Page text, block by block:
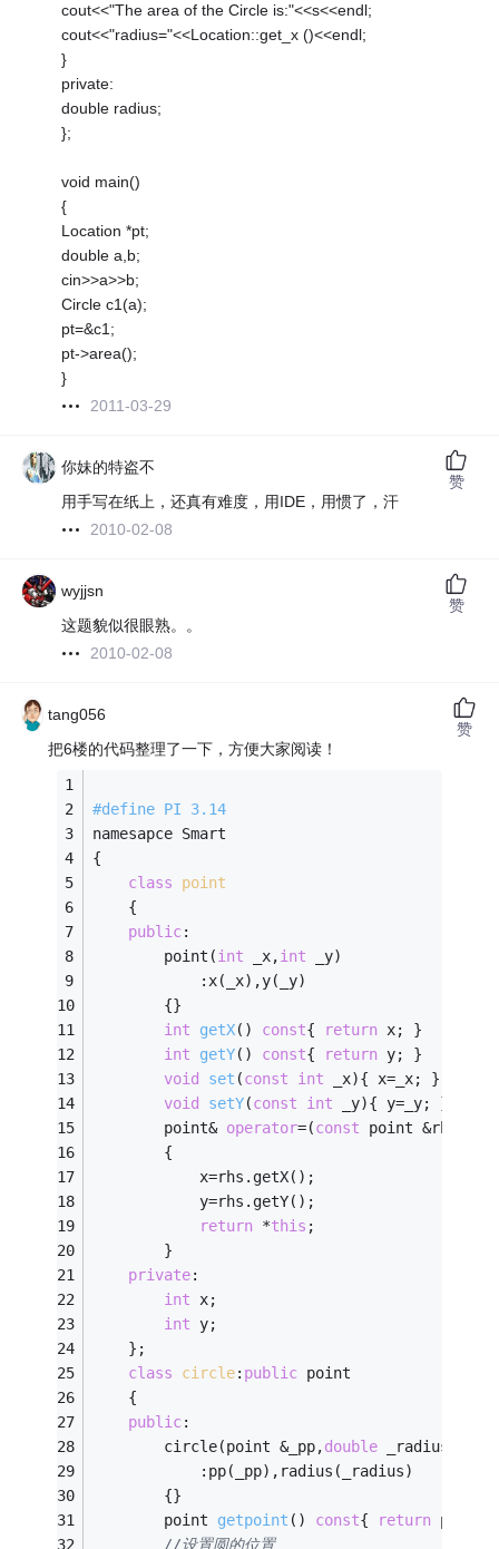
cout<<"The area of the Circle is:"<<s<<endl;
cout<<"radius="<<Location::get_x ()<<endl;
}
private:
double radius;
};
void main()
{
Location *pt;
double a,b;
cin>>a>>b;
Circle c1(a);
pt=&c1;
pt->area();
}
2011-03-29
你妹的特盗不
用手写在纸上，还真有难度，用IDE，用惯了，汗
2010-02-08
赞
wyjjsn
这题貌似很眼熟。。
2010-02-08
赞
tang056
把6楼的代码整理了一下，方便大家阅读！
#define PI 3.14
namesapce Smart
{
class
point
	{
public:
		point(
int _x,int _y)
			:x(_x),y(_y)
		{}
int
getX() const{ return x; }
int
getY() const{ return y; }
void
set (const int _x){ x=_x; }
void
setY(const int _y){ y=_y; }
        point&
operator=(const point &rhs)
		{
            x=rhs.getX();
            y=rhs.getY();
return *this ;
        }
private:
int x;
int y;
	};
class
circle: public point
	{
public:
		circle(point &_pp,
double _radius)
			:pp(_pp),radius(_radius)
		{}
point getpoint () const{ return pp;}
//设置圆的位置
赞